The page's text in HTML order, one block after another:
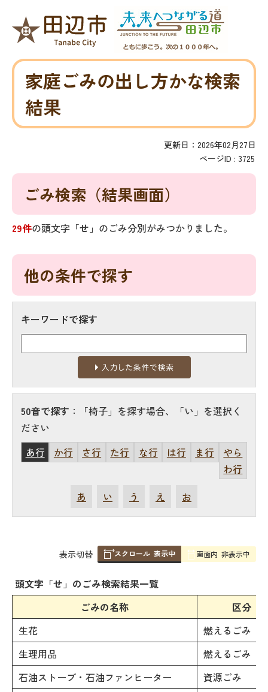
家庭ごみの出し方かな検索
結果
更新日：2026年02月27日
ページID : 3725
ごみ検索 （結果画面）
29件の頭文字「せ 」のごみ分別がみつかりました。
他の条件で探す
キーワードで探す
50音で探す ：「椅子」を探す場合、「い」を選択く
ださい
あ行
か行 さ行 た行 な行 は行 ま行
やら
わ行
あ
い う え お
表
み
の
表示切替 スクロール 表示中 画面内 非表示中
頭文字「せ 」のごみ検索結果一覧
ごみの名称
区分
生花
燃えるごみ
生理用品
燃えるごみ
石油ストーブ・石油ファンヒーター
資源ごみ